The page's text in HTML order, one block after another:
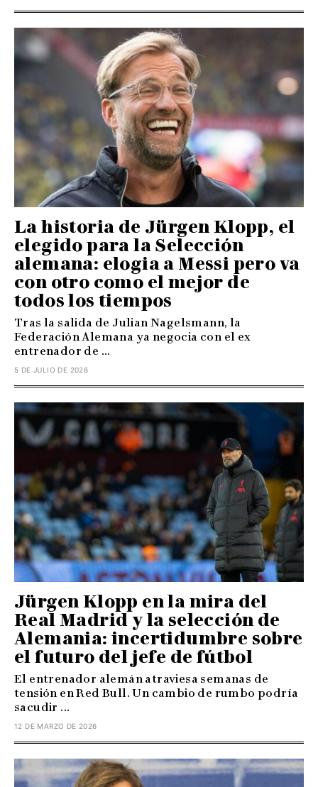
La historia de Jürgen Klopp, el
elegido para la Selección
alemana: elogia a Messi pero va
con otro como el mejor de
todos los tiempos
Tras la salida de Julian Nagelsmann, la
Federación Alemana ya negocia con el ex
entrenador de ...
5 DE JULIO DE 2026
Jürgen Klopp en la mira del
Real Madrid y la selección de
Alemania: incertidumbre sobre
el futuro del jefe de fútbol
El entrenador alemán atraviesa semanas de
tensión en Red Bull. Un cambio de rumbo podría
sacudir ...
12 DE MARZO DE 2026